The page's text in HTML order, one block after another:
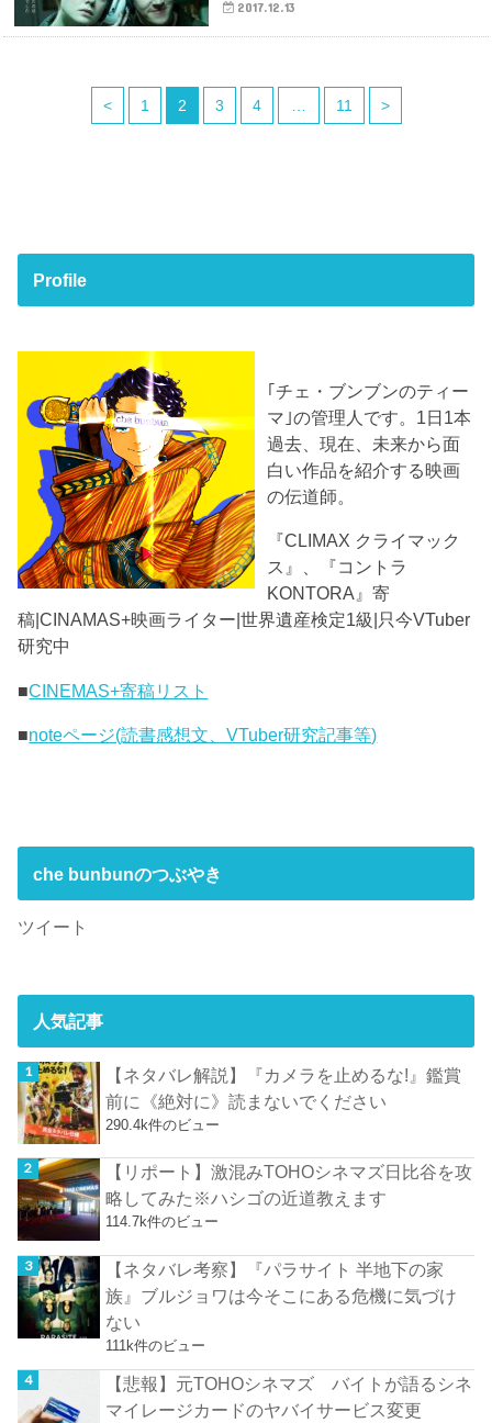
2017.12.13
< 1 2 3 4 11 >
Profile
｢チェ・ブンブンのティー
マ｣の管理人です。1日1本
過去、現在、未来から面
白い作品を紹介する映画
の伝道師。
『CLIMAX クライマック
ス』、『コントラ
KONTORA』寄
稿|CINAMAS+映画ライター|世界遺産検定1級|只今VTuber
研究中
■CINEMAS+寄稿リスト
■noteページ(読書感想文、VTuber研究記事等)
che bunbunのつぶやき
ツイート
人気記事
【ネタバレ解説】『カメラを止めるな!』鑑賞
前に《絶対に》読まないでください
290.4k件のビュー
【リポート】激混みTOHOシネマズ日比谷を攻
略してみた※ハシゴの近道教えます
114.7k件のビュー
【ネタバレ考察】『パラサイト 半地下の家
族』ブルジョワは今そこにある危機に気づけ
ない
111k件のビュー
【悲報】元TOHOシネマズ バイトが語るシネ
マイレージカードのヤバイサービス変更